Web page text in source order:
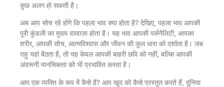
कुछ अलग हो सकती है।
अब आप सोच रहे होंगे कि पहला भाव क्या होता है? देखिए, पहला भाव आपकी
पूरी कुंडली का मुख्य दरवाज़ा होता है। यह भाव आपकी पर्सनैलिटी, आपका
शरीर, आपकी सोच, आत्मविश्वास और जीवन की कुल धारा को दर्शाता है। जब
राहु यहां बैठता है, तो यह केवल आपकी बाहरी छवि को नहीं, बल्कि आपकी
अंदरूनी मानसिकता को भी प्रभावित करता है।
आप एक व्यक्ति के रूप में कैसे हैं? आप खुद को कैसे प्रस्तुत करते हैं, दुनिया